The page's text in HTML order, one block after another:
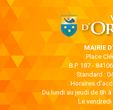
MAIRIE
Place
B.P. 187 -
Standard :
Horaires
Du lundi au jeudi de 8h
Le vendredi